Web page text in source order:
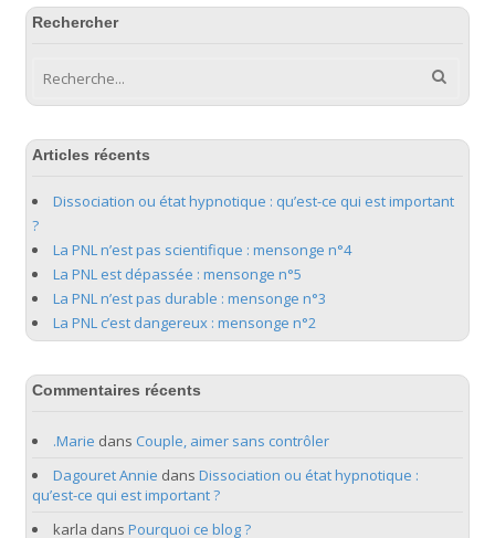
Rechercher
Articles récents
Dissociation ou état hypnotique : qu’est-ce qui est important
?
La PNL n’est pas scientifique : mensonge n°4
La PNL est dépassée : mensonge n°5
La PNL n’est pas durable : mensonge n°3
La PNL c’est dangereux : mensonge n°2
Commentaires récents
.Marie dans Couple, aimer sans contrôler
Dagouret Annie dans Dissociation ou état hypnotique :
qu’est-ce qui est important ?
karla dans Pourquoi ce blog ?